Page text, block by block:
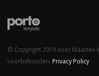
© Copyright 2019 voor Maarten
voorbehouden. Privacy Policy